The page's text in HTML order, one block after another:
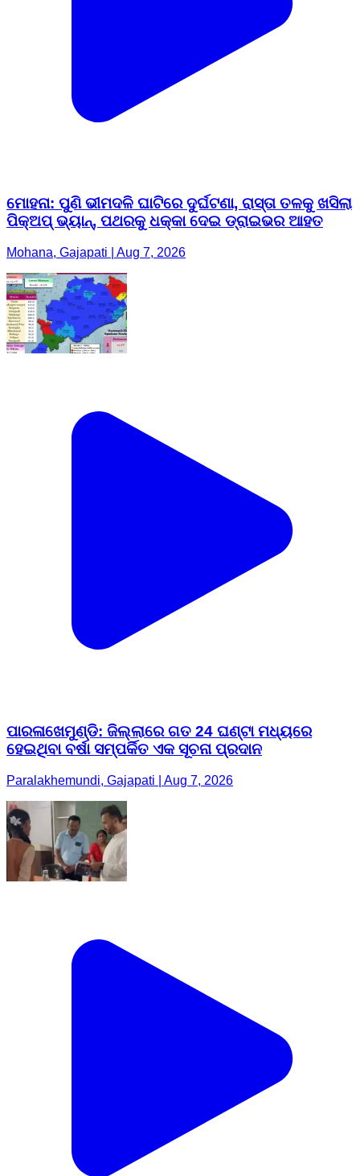
ମୋହନା: ପୁଣି ଭୀମଦଳି ଘାଟିରେ ଦୁର୍ଘଟଣା, ରାସ୍ତା ତଳକୁ ଖସିଲା
ପିକ୍‌ଅପ୍ ଭ୍ୟାନ୍, ପଥରକୁ ଧକ୍କା ଦେଇ ଡ୍ରାଇଭର ଆହତ
Mohana, Gajapati | Aug 7, 2026
ପାରଳାଖେମୁଣ୍ଡି: ଜିଲ୍ଲାରେ ଗତ 24 ଘଣ୍ଟା ମଧ୍ୟରେ
ହେଇଥିବା ବର୍ଷା ସମ୍ପର୍କିତ ଏକ ସୂଚନା ପ୍ରଦାନ
Paralakhemundi, Gajapati | Aug 7, 2026